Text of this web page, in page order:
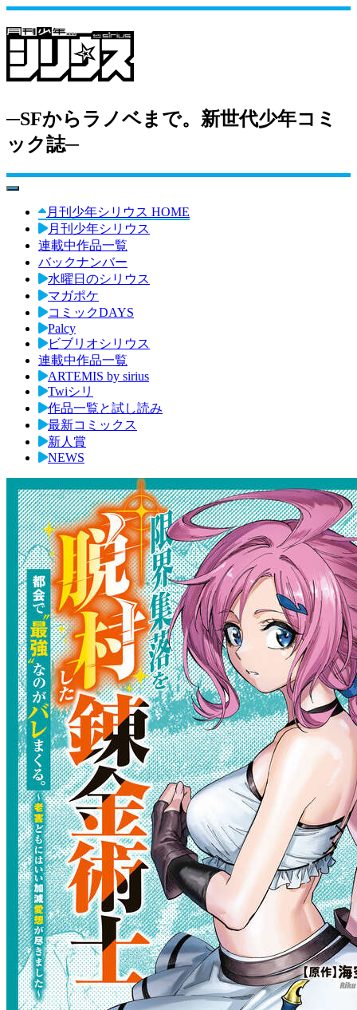
─SFからラノベまで。新世代少年コミ
ック誌─
toggle navigation
月刊少年シリウス HOME
月刊少年シリウス
連載中作品一覧
バックナンバー
水曜日のシリウス
マガポケ
コミックDAYS
Palcy
ビブリオシリウス
連載中作品一覧
ARTEMIS by sirius
Twiシリ
作品一覧と試し読み
最新コミックス
新人賞
NEWS